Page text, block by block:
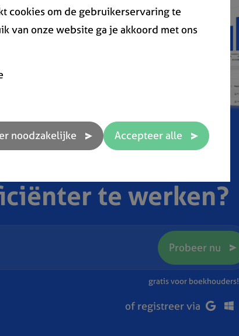
te werken?
Probeer nu
gratis voor boekhouders!
of registreer via
cookies om de gebruikerservaring te
van onze website ga je akkoord met ons